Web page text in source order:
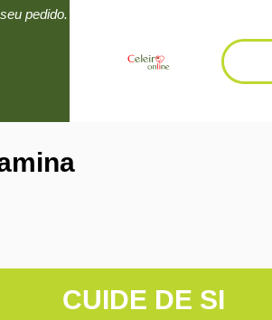
pedido.
CUIDE DE SI